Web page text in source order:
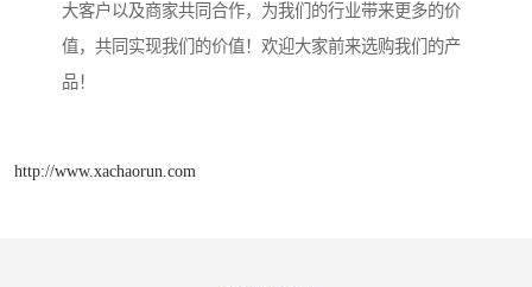
大客户以及商家共同合作，为我们的行业带来更多的价
值，共同实现我们的价值！欢迎大家前来选购我们的产
品！
http://www.xachaorun.com